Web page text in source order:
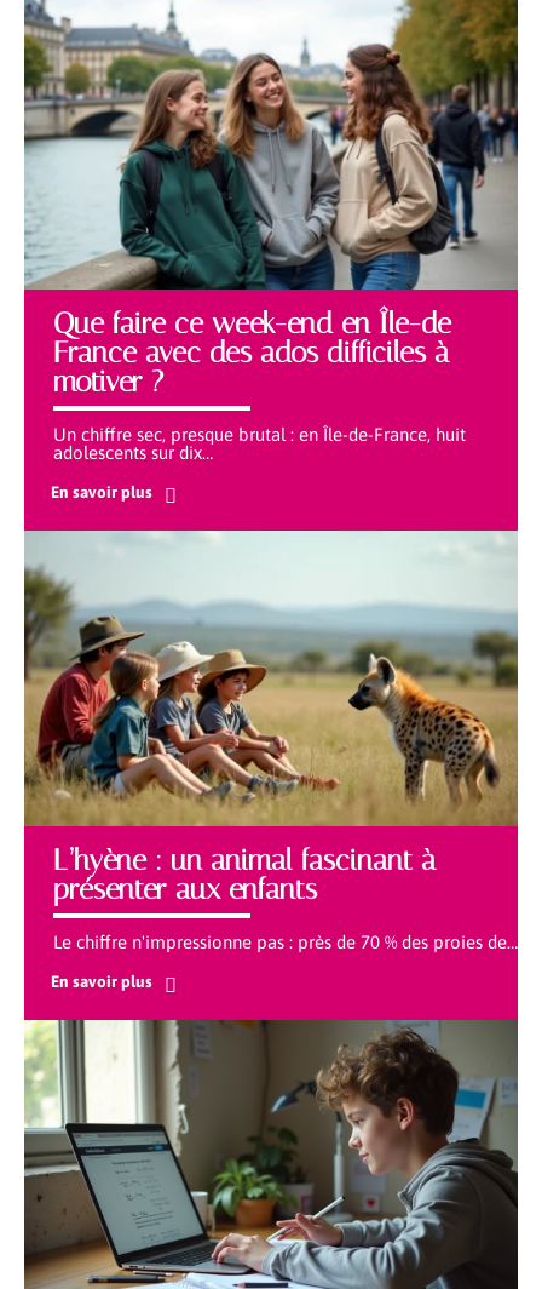
Que faire ce week-end en Île-de
France avec des ados difficiles à
motiver ?
Un chiffre sec, presque brutal : en Île-de-France, huit
adolescents sur dix…
En savoir plus
L’hyène : un animal fascinant à
présenter aux enfants
Le chiffre n'impressionne pas : près de 70 % des proies de…
En savoir plus